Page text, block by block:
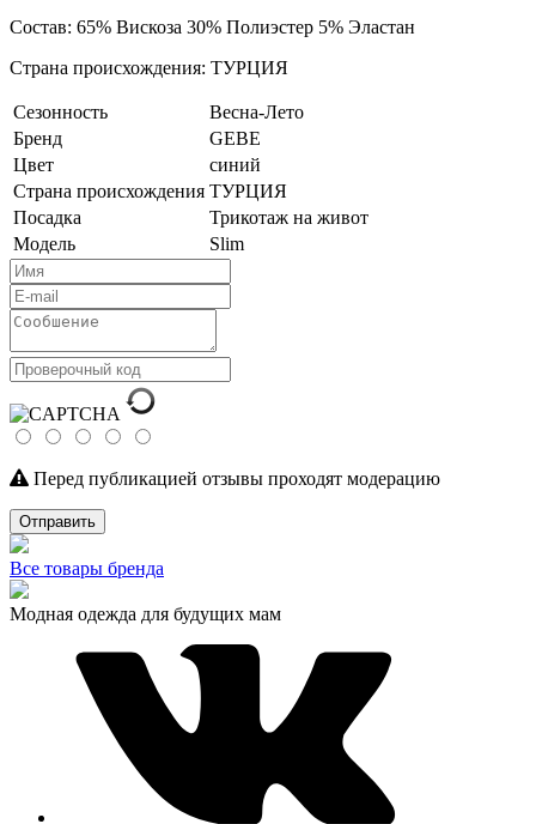
Состав: 65% Вискоза 30% Полиэстер 5% Эластан
Страна происхождения: ТУРЦИЯ
Сезонность
Весна-Лето
Бренд
GEBE
Цвет
синий
Страна происхождения ТУРЦИЯ
Посадка
Трикотаж на живот
Модель
Slim
Перед публикацией отзывы проходят модерацию
Отправить
Все товары бренда
Модная одежда для будущих мам